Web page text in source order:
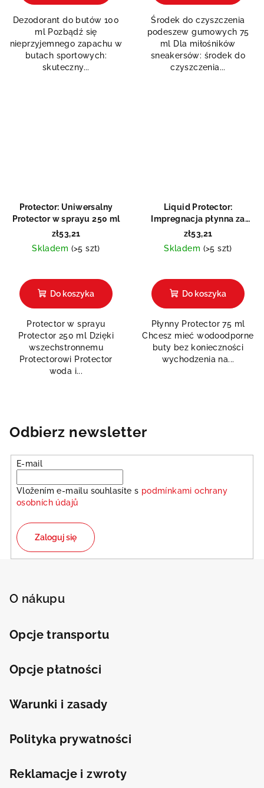
na
5
gwiazdek.
Dezodorant do butów 100
ml Pozbądź się
nieprzyjemnego zapachu w
butach sportowych:
skuteczny...
Środek do czyszczenia
podeszew gumowych 75
ml Dla miłośników
sneakersów: środek do
czyszczenia...
Protector: Uniwersalny
Protector w sprayu 250 ml
zł53,21
Skladem (>5 szt)
Do koszyka
Protector w sprayu
Protector 250 ml Dzięki
wszechstronnemu
Protectorowi Protector
woda i...
Liquid Protector:
Impregnacja płynna za
pomocą gąbki
zł53,21
Skladem (>5 szt)
Do koszyka
Płynny Protector 75 ml
Chcesz mieć wodoodporne
buty bez konieczności
wychodzenia na...
Odbierz newsletter
E-mail
Vložením e-mailu souhlasíte s podmínkami ochrany
osobních údajů
Zaloguj się
O nákupu
Opcje transportu
Opcje płatności
Warunki i zasady
Polityka prywatności
Reklamacje i zwroty
Powered by chaterimo